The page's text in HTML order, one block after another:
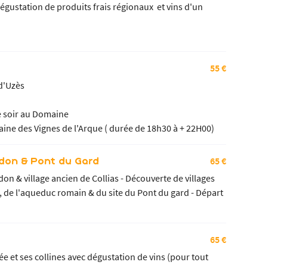
de produits frais régionaux et vins d'un
55 €
soir au Domaine
des Vignes de l'Arque ( durée de 18h30 à + 22H00)
& Pont du Gard
65 €
& village ancien de Collias - Découverte de villages
l'aqueduc romain & du site du Pont du gard - Départ
65 €
et ses collines avec dégustation de vins (pour tout